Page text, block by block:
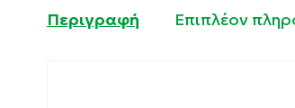
Περιγραφή Επιπλέον